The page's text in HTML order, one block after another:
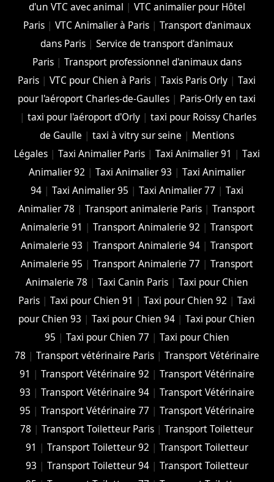
d'un VTC avec animal | VTC animalier pour Hôtel
Paris| VTC Animalier à Paris| Transport d'animaux
dans Paris |Service de transport d'animaux
Paris| Transport professionnel d'animaux dans
Paris |VTC pour Chien à Paris |Taxis Paris Orly |Taxi
pour l'aéroport Charles-de-Gaulles | Paris-Orly en taxi
|taxi pour l'aéroport d'Orly |taxi pour Roissy Charles
de Gaulle | taxi à vitry sur seine | Mentions
Légales| Taxi Animalier Paris| Taxi Animalier 91 | Taxi
Animalier 92 | Taxi Animalier 93 | Taxi Animalier
94| Taxi Animalier 95 | Taxi Animalier 77 | Taxi
Animalier 78 |Transport animalerie Paris |Transport
Animalerie 91 | Transport Animalerie 92 | Transport
Animalerie 93 | Transport Animalerie 94| Transport
Animalerie 95 | Transport Animalerie 77 | Transport
Animalerie 78 | Taxi Canin Paris| Taxi pour Chien
Paris |Taxi pour Chien 91 |Taxi pour Chien 92 |Taxi
pour Chien 93 |Taxi pour Chien 94 |Taxi pour Chien
95 | Taxi pour Chien 77 | Taxi pour Chien
78 | Transport vétérinaire Paris| Transport Vétérinaire
91 | Transport Vétérinaire 92 | Transport Vétérinaire
93 | Transport Vétérinaire 94| Transport Vétérinaire
95 | Transport Vétérinaire 77 | Transport Vétérinaire
78 |Transport Toiletteur Paris |Transport Toiletteur
91 | Transport Toiletteur 92 | Transport Toiletteur
93 | Transport Toiletteur 94| Transport Toiletteur